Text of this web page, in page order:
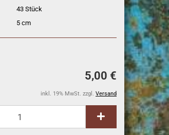
43 Stück
5 cm
5,00 €
inkl. 19% MwSt. zzgl. Versand